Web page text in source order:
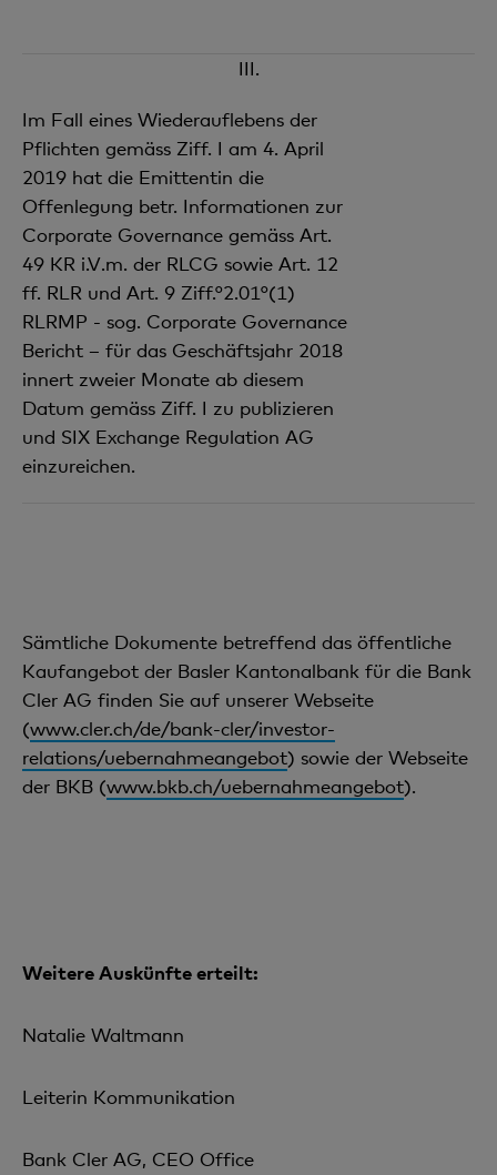
III.
Im Fall eines Wiederauflebens der
Pflichten gemäss Ziff. I am 4. April
2019 hat die Emittentin die
Offenlegung betr. Informationen zur
Corporate Governance gemäss Art.
49 KR i.V.m. der RLCG sowie Art. 12
ff. RLR und Art. 9 Ziff.°2.01°(1)
RLRMP - sog. Corporate Governance
Bericht – für das Geschäftsjahr 2018
innert zweier Monate ab diesem
Datum gemäss Ziff. I zu publizieren
und SIX Exchange Regulation AG
einzureichen.
Sämtliche Dokumente betreffend das öffentliche
Kaufangebot der Basler Kantonalbank für die Bank
Cler AG finden Sie auf unserer Webseite
(www.cler.ch/de/bank-cler/investor-
relations/uebernahmeangebot) sowie der Webseite
der BKB (www.bkb.ch/uebernahmeangebot).
Weitere Auskünfte erteilt:
Natalie Waltmann
Leiterin Kommunikation
Bank Cler AG, CEO Office